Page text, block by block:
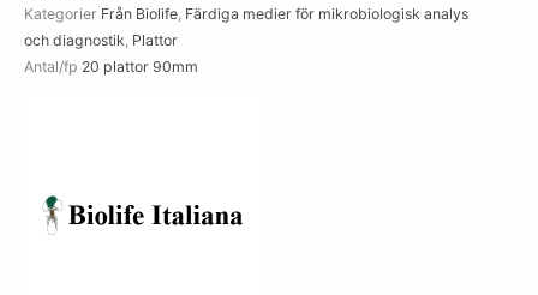
Kategorier Från Biolife, Färdiga medier för mikrobiologisk analys
och diagnostik, Plattor
Antal/fp 20 plattor 90mm